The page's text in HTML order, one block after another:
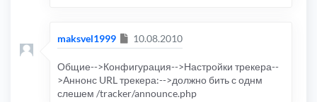
maksvel1999 Сообщение
10.08.2010
Общие-->Конфигурация-->Настройки трекера--
>Аннонс URL трекера:-->должно бить с однм
слешем /tracker/announce.php